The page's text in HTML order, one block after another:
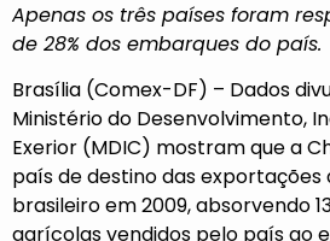
Apenas os três países foram
de 28% dos embarques do país.
Brasília (Comex-DF) – Dados
Ministério do Desenvolvimento,
Exerior (MDIC) mostram que a
país de destino das
brasileiro em 2009, absorvendo
agrícolas vendidos pelo país ao